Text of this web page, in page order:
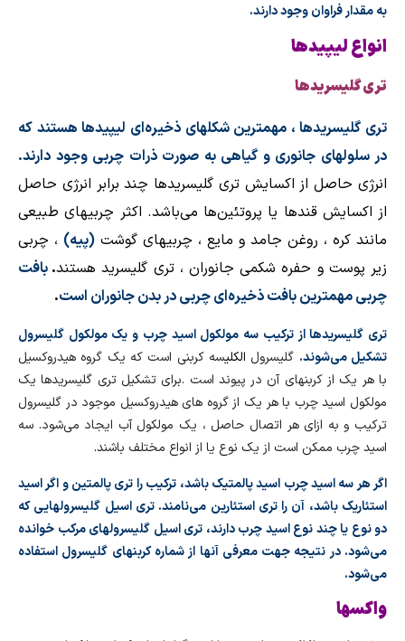
به مقدار فراوان وجود دارند.
انواع لیپیدها
تری گلیسریدها
تری گلیسریدها ، مهمترین شکلهای ذخیره‌ای لیپیدها هستند که
در سلولهای جانوری و گیاهی به صورت ذرات چربی وجود دارند.
انرژی حاصل از اکسایش تری گلیسریدها چند برابر انرژی حاصل
از اکسایشقندها یا پروتئین‌ها می‌باشد. اکثر چربیهای طبیعی
مانند کره ، روغن جامد و مایع ، چربیهای گوشت )پیه) ، چربی
زیر پوست و حفره شکمی جانوران ، تری گلیسرید هستند. بافت
چربی مهمترین بافت ذخیره‌ای چربی در بدن جانوران است.
تری گلیسریدها از ترکیب سه مولکول اسید چرب و یک مولکول گلیسرول
تشکیل می‌شوند. گلیسرول الکلیسه کربنی است که یک گروه هیدروکسیل
با هر یک از کربنهای آن در پیوند است .برای تشکیل تری گلیسریدها یک
مولکول اسید چرب با هر یک از گروه های هیدروکسیل موجود در گلیسرول
ترکیب و به ازای هر اتصال حاصل ، یک مولکول آب ایجاد می‌شود. سه
اسید چرب ممکن است از یک نوع یا از انواع مختلف باشند.
اگر هر سه اسید چرب اسید پالمتیکباشد، ترکیب را تری پالمتین و اگر اسید
استئاریک باشد، آن را تری استئارین می‌نامند. تری اسیل گلیسرولهایی که
دو نوع یا چند نوع اسید چرب دارند، تری اسیل گلیسرولهای مرکب خوانده
می‌شود. در نتیجه جهت معرفی آنها از شماره کربنهای گلیسرول استفاده
می‌شود.
واکسها